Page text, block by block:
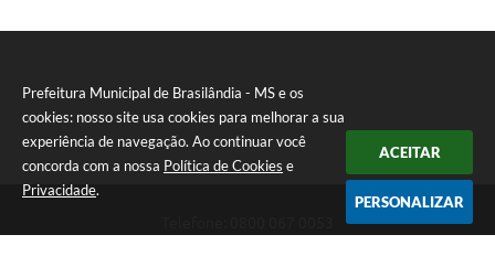
Prefeitura Municipal de Brasilândia - MS e os
cookies: nosso site usa cookies para melhorar a sua
experiência de navegação. Ao continuar você
concorda com a nossa Política de Cookies e
Privacidade.
ACEITAR
PERSONALIZAR